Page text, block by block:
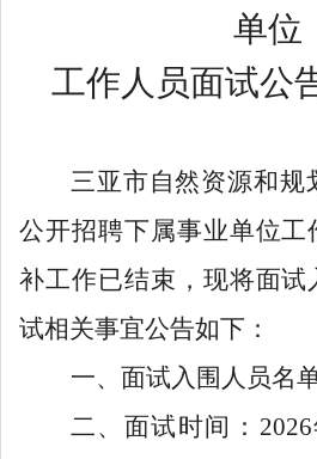
单位
工作人员面试公
三亚市自然资源和规
公开招聘下属事业单位工
补工作已结束，现将面
试相关事宜公告如下：
一、面试入围人员名
二、 面试时间 ：